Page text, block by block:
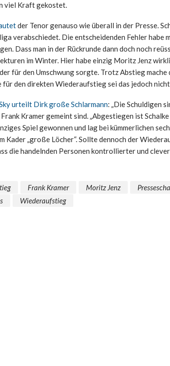
viel Kraft gekostet.
der Tenor genauso wie überall in der Presse.
verabschiedet. Die entscheidenden Fehler habe
Dass man in der Rückrunde dann doch noch
im Winter. Hier habe einzig Moritz Jenz
für den Umschwung sorgte. Trotz Abstieg mache
für den direkten Wiederaufstieg sei das jedoch
urteilt Dirk große Schlarmann: „Die Schuldigen
Kramer gemeint sind. „Abgestiegen ist
Spiel gewonnen und lag bei kümmerlichen
Kader „große Löcher“. Sollte dennoch der
die handelnden Personen kontrollierter und
Frank Kramer Moritz Jenz
Wiederaufstieg